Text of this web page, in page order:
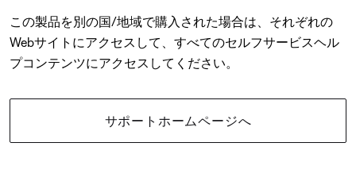
この製品を別の国/地域で購入された場合は、それぞれの
Webサイトにアクセスして、すべてのセルフサービスヘル
プコンテンツにアクセスしてください。
サポートホームページへ